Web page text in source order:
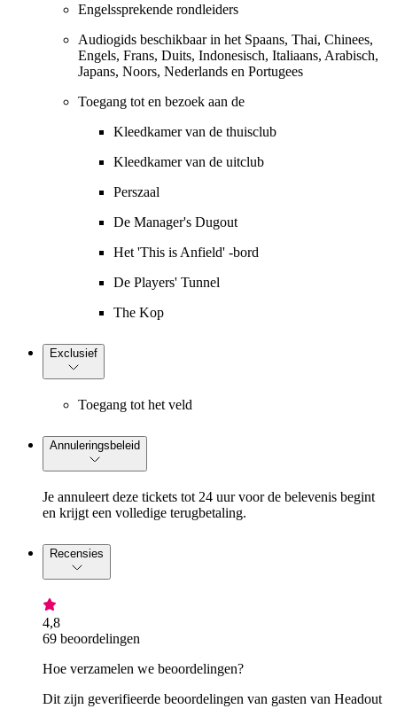
Engelssprekende rondleiders
Audiogids beschikbaar in het Spaans, Thai, Chinees,
Engels, Frans, Duits, Indonesisch, Italiaans, Arabisch,
Japans, Noors, Nederlands en Portugees
Toegang tot en bezoek aan de
Kleedkamer van de thuisclub
Kleedkamer van de uitclub
Perszaal
De Manager's Dugout
Het 'This is Anfield' -bord
De Players' Tunnel
The Kop
Exclusief
Toegang tot het veld
Annuleringsbeleid
Je annuleert deze tickets tot 24 uur voor de belevenis begint
en krijgt een volledige terugbetaling.
Recensies
4,8
69 beoordelingen
Hoe verzamelen we beoordelingen?
Dit zijn geverifieerde beoordelingen van gasten van Headout